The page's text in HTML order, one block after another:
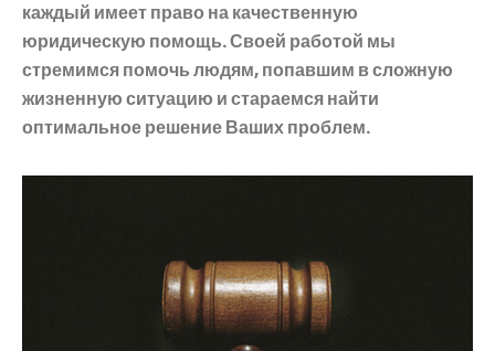
каждый имеет право на качественную
юридическую помощь. Своей работой мы
стремимся помочь людям, попавшим в сложную
жизненную ситуацию и стараемся найти
оптимальное решение Ваших проблем.